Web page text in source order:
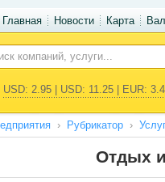
Главная Новости Карта
USD: 2.95 | USD: 11.25 | EUR:
Рубрикатор
Отдых